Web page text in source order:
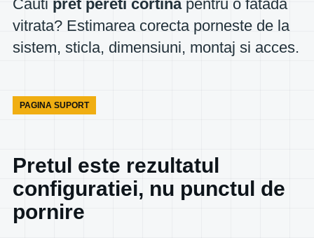
Cauti pret pereti cortinapentru o fatada
vitrata? Estimarea corecta porneste de la
sistem, sticla, dimensiuni, montaj si acces.
PAGINA SUPORT
Pretul este rezultatul
configuratiei, nu punctul de
pornire